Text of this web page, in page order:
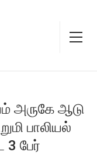
அருகே ஆடு
பாலியல்
3 பேர்